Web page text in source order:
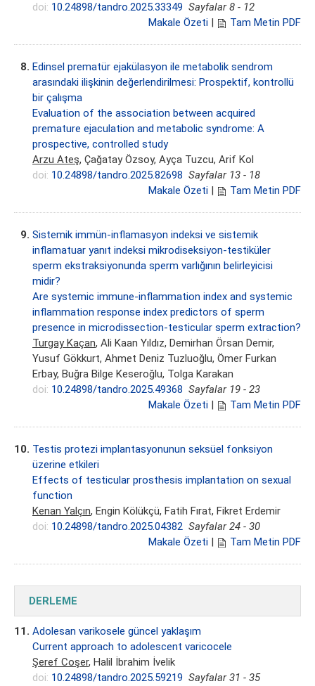
doi: 10.24898/tandro.2025.33349 Sayfalar 8 - 12
Makale Özeti
Tam Metin PDF
8. Edinsel prematür ejakülasyon ile metabolik sendrom
arasındaki ilişkinin değerlendirilmesi: Prospektif, kontrollü
bir çalışma
Evaluation of the association between acquired
premature ejaculation and metabolic syndrome: A
prospective, controlled study
Arzu Ateş, Çağatay Özsoy, Ayça Tuzcu, Arif Kol
doi: 10.24898/tandro.2025.82698 Sayfalar 13 - 18
Makale Özeti
Tam Metin PDF
9. Sistemik immün-inflamasyon indeksi ve sistemik
inflamatuar yanıt indeksi mikrodiseksiyon-testiküler
sperm ekstraksiyonunda sperm varlığının belirleyicisi
midir?
Are systemic immune-inflammation index and systemic
inflammation response index predictors of sperm
presence in microdissection-testicular sperm extraction?
Turgay Kaçan, Ali Kaan Yıldız, Demirhan Örsan Demir,
Yusuf Gökkurt, Ahmet Deniz Tuzluoğlu, Ömer Furkan
Erbay, Buğra Bilge Keseroğlu, Tolga Karakan
doi: 10.24898/tandro.2025.49368 Sayfalar 19 - 23
Makale Özeti
Tam Metin PDF
10. Testis protezi implantasyonunun seksüel fonksiyon
üzerine etkileri
Effects of testicular prosthesis implantation on sexual
function
Kenan Yalçın, Engin Kölükçü, Fatih Fırat, Fikret Erdemir
doi: 10.24898/tandro.2025.04382 Sayfalar 24 - 30
Makale Özeti
Tam Metin PDF
DERLEME
11. Adolesan varikosele güncel yaklaşım
Current approach to adolescent varicocele
Şeref Coşer, Halil İbrahim İvelik
doi: 10.24898/tandro.2025.59219 Sayfalar 31 - 35